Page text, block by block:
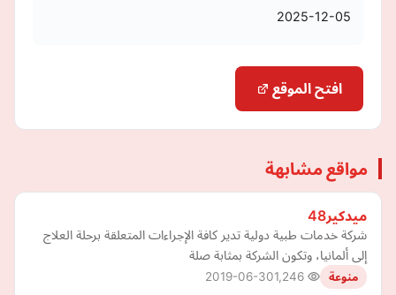
2025-12-05
افتح الموقع
مواقع مشابهة
ميدكير48
شركة خدمات طبية دولية تدير كافة الإجراءات المتعلقة برحلة العلاج
إلى ألمانيا، وتكون الشركة بمثابة صلة
منوعة 2019-06-30